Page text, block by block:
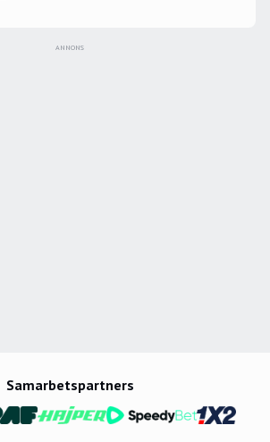
ANNONS
Samarbetspartners